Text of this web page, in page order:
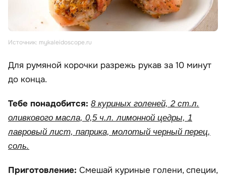
Источник: mykaleidoscope.ru
Для румяной корочки разрежь рукав за 10 минут
до конца.
Тебе понадобится: 8 куриных голеней, 2 ст.л.
оливкового масла, 0,5 ч.л. лимонной цедры, 1
лавровый лист, паприка, молотый черный перец,
соль.
Приготовление: Смешай куриные голени, специи,